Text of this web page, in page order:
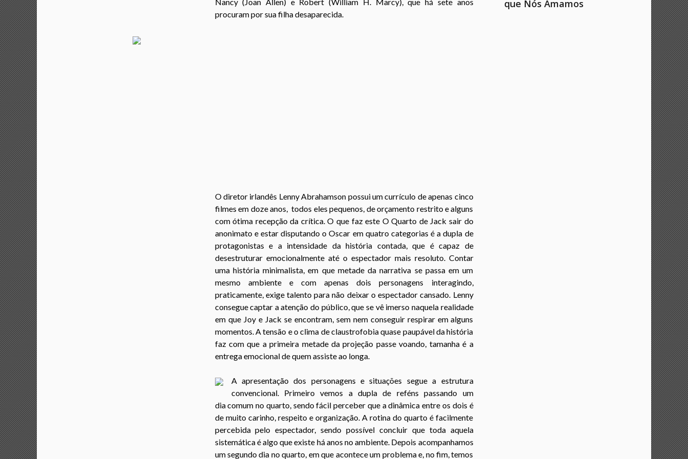
procuram por sua filha desaparecida.
O diretor irlandês Lenny Abrahamson possui um currículo de apenas cinco
filmes em doze anos, todos eles pequenos, de orçamento restrito e alguns
com ótima recepção da crítica. O que faz este O Quarto de Jack sair do
anonimato e estar disputando o Oscar em quatro categorias é a dupla de
protagonistas e a intensidade da história contada, que é capaz de
desestruturar emocionalmente até o espectador mais resoluto. Contar
uma história minimalista, em que metade da narrativa se passa em um
mesmo ambiente e com apenas dois personagens interagindo,
praticamente, exige talento para não deixar o espectador cansado. Lenny
consegue captar a atenção do público, que se vê imerso naquela realidade
em que Joy e Jack se encontram, sem nem conseguir respirar em alguns
momentos. A tensão e o clima de claustrofobia quase paupável da história
faz com que a primeira metade da projeção passe voando, tamanha é a
entrega emocional de quem assiste ao longa.
A apresentação dos personagens e situações segue a estrutura
convencional. Primeiro vemos a dupla de reféns passando um
dia comum no quarto, sendo fácil perceber que a dinâmica entre os dois é
de muito carinho, respeito e organização. A rotina do quarto é facilmente
percebida pelo espectador, sendo possível concluir que toda aquela
sistemática é algo que existe há anos no ambiente. Depois acompanhamos
um segundo dia no quarto, em que acontece um problema e, no fim, temos
que Nós Amamos